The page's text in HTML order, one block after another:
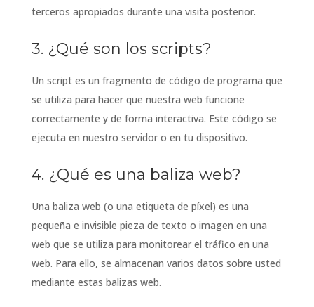
terceros apropiados durante una visita posterior.
3. ¿Qué son los scripts?
Un script es un fragmento de código de programa que
se utiliza para hacer que nuestra web funcione
correctamente y de forma interactiva. Este código se
ejecuta en nuestro servidor o en tu dispositivo.
4. ¿Qué es una baliza web?
Una baliza web (o una etiqueta de píxel) es una
pequeña e invisible pieza de texto o imagen en una
web que se utiliza para monitorear el tráfico en una
web. Para ello, se almacenan varios datos sobre usted
mediante estas balizas web.